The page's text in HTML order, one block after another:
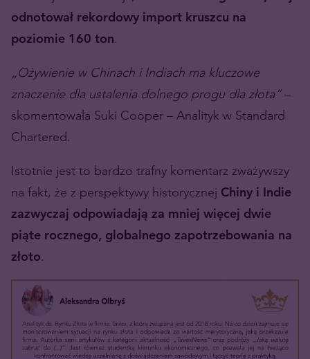
odnotował rekordowy import kruszcu na
poziomie 160 ton.
„Ożywienie w Chinach i Indiach ma kluczowe
znaczenie dla ustalenia dolnego progu dla złota”–
skomentowała Suki Cooper – Analityk w Standard
Chartered.
Istotnie jest to bardzo trafny komentarz zważywszy
na fakt, że z perspektywy historycznej Chiny i Indie
zazwyczaj odpowiadają za mniej więcej dwie
piąte rocznego, globalnego zapotrzebowania na
złoto.